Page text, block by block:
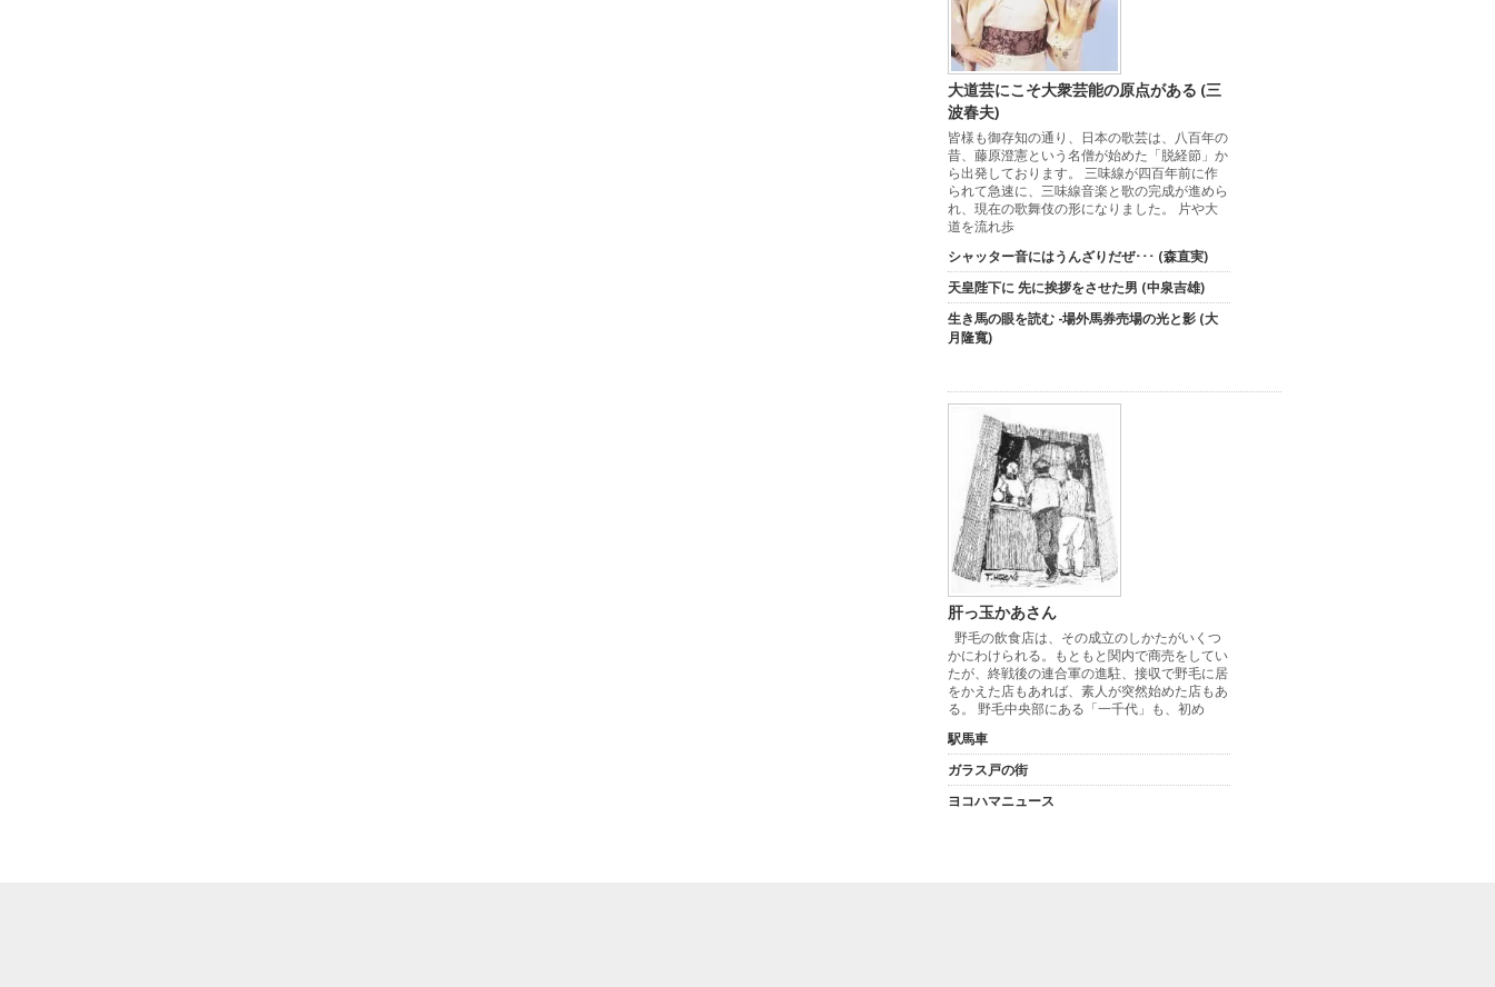
大道芸にこそ大衆芸能の原点がある (三
波春夫)
皆様も御存知の通り、日本の歌芸は、八百年の
昔、藤原澄憲という名僧が始めた「脱経節」か
ら出発しております。 三味線が四百年前に作
られて急速に、三味線音楽と歌の完成が進めら
れ、現在の歌舞伎の形になりました。 片や大
道を流れ歩
シャッター音にはうんざりだぜ･･･ (森直実)
天皇陛下に 先に挨拶をさせた男 (中泉吉雄)
生き馬の眼を読む -場外馬券売場の光と影 (大
月隆寬)
肝っ玉かあさん
野毛の飲食店は、その成立のしかたがいくつ
かにわけられる。もともと関内で商売をしてい
たが、終戦後の連合軍の進駐、接収で野毛に居
をかえた店もあれば、素人が突然始めた店もあ
る。 野毛中央部にある「一千代」も、初め
駅馬車
ガラス戸の街
ヨコハマニュース